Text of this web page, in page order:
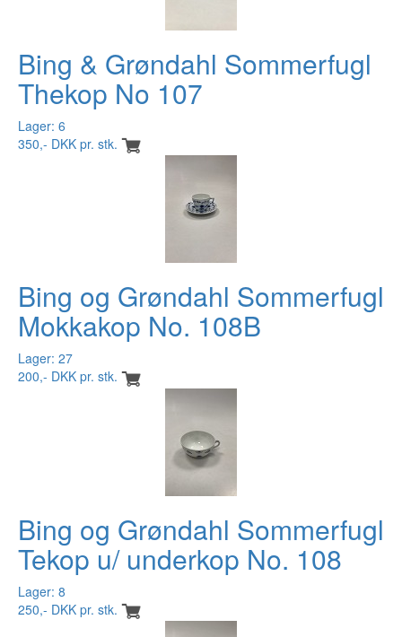
Bing & Grøndahl Sommerfugl
Thekop No 107
Lager: 6
350,- DKK pr. stk.
Bing og Grøndahl Sommerfugl
Mokkakop No. 108B
Lager: 27
200,- DKK pr. stk.
Bing og Grøndahl Sommerfugl
Tekop u/ underkop No. 108
Lager: 8
250,- DKK pr. stk.